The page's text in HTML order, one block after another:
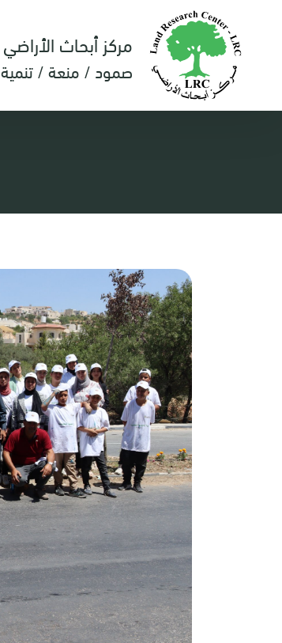
مركز أبحاث الأراضي
صمود / منعة / تنمية